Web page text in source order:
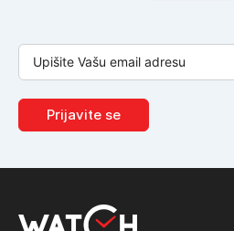
Prijavite se